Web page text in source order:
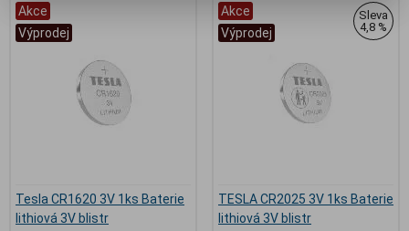
Akce
Výprodej
Tesla CR1620 3V 1ks Baterie
lithiová 3V blistr
Akce
Výprodej
Sleva
4,8 %
TESLA CR2025 3V 1ks Baterie
lithiová 3V blistr